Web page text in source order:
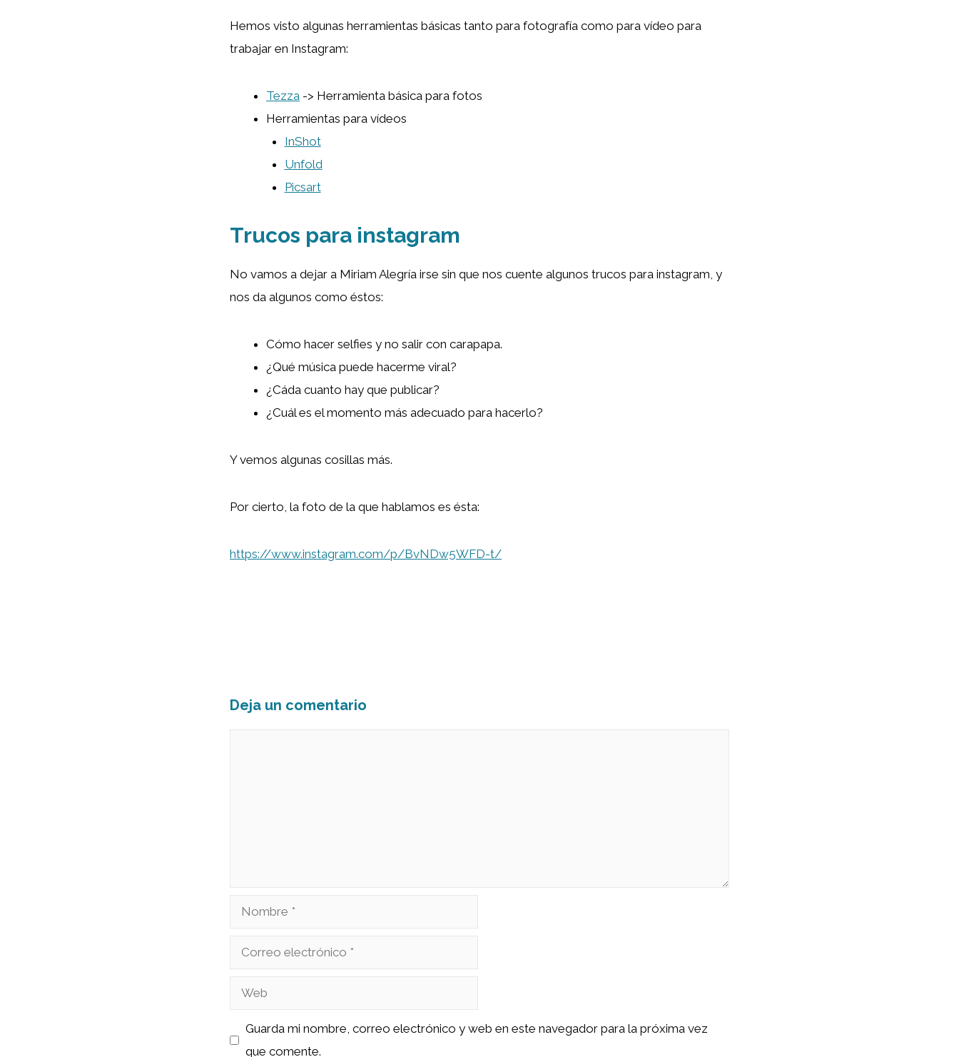
Hemos visto algunas herramientas básicas tanto para fotografía como para vídeo para
trabajar en Instagram:
Tezza -> Herramienta básica para fotos
Herramientas para vídeos
InShot
Unfold
Picsart
Trucos para instagram
No vamos a dejar a Miriam Alegría irse sin que nos cuente algunos trucos para instagram, y
nos da algunos como éstos:
Cómo hacer selfies y no salir con carapapa.
¿Qué música puede hacerme viral?
¿Cáda cuanto hay que publicar?
¿Cuál es el momento más adecuado para hacerlo?
Y vemos algunas cosillas más.
Por cierto, la foto de la que hablamos es ésta:
https://www.instagram.com/p/BvNDw5WFD-t/
Deja un comentario
Nombre
Correo
Web
Guarda mi nombre, correo electrónico y web en este navegador para la próxima vez
que comente.